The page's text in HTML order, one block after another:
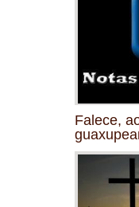
Falece,